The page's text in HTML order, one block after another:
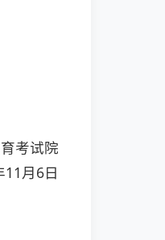
考试院
11月6日